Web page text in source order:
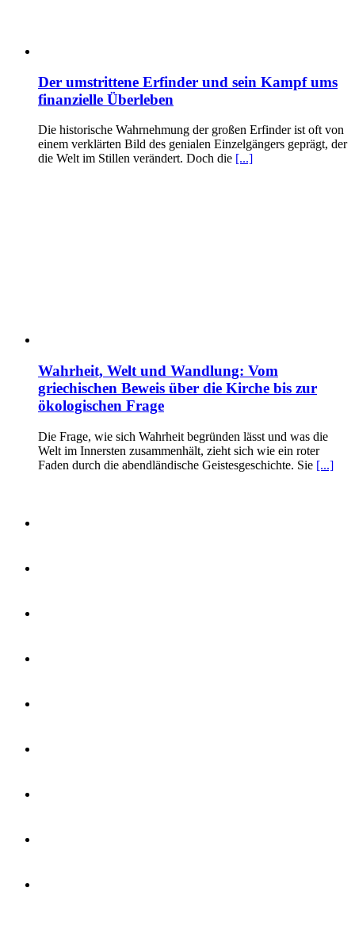
Der umstrittene Erfinder und sein Kampf ums
finanzielle Überleben
Die historische Wahrnehmung der großen Erfinder ist oft von
einem verklärten Bild des genialen Einzelgängers geprägt, der
die Welt im Stillen verändert. Doch die [...]
Wahrheit, Welt und Wandlung: Vom
griechischen Beweis über die Kirche bis zur
ökologischen Frage
Die Frage, wie sich Wahrheit begründen lässt und was die
Welt im Innersten zusammenhält, zieht sich wie ein roter
Faden durch die abendländische Geistesgeschichte. Sie [...]